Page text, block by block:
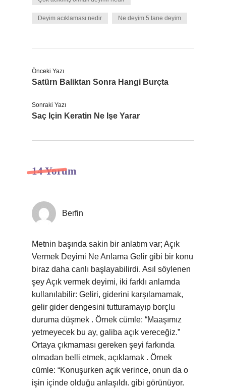
Deyim acıklaması nedir Ne deyim 5 tane deyim
Önceki Yazı
Satürn Baliktan Sonra Hangi Burçta
Sonraki Yazı
Saç Için Keratin Ne Işe Yarar
14 Yorum
Berfin
Metnin başında sakin bir anlatım var; Açık
Vermek Deyimi Ne Anlama Gelir gibi bir konu
biraz daha canlı başlayabilirdi. Asıl söylenen
şey Açık vermek deyimi, iki farklı anlamda
kullanılabilir: Geliri, giderini karşılamamak,
gelir gider dengesini tutturamayıp borçlu
duruma düşmek . Örnek cümle: “Maaşımız
yetmeyecek bu ay, galiba açık vereceğiz.”
Ortaya çıkmaması gereken şeyi farkında
olmadan belli etmek, açıklamak . Örnek
cümle: “Konuşurken açık verince, onun da o
işin içinde olduğu anlaşıldı. gibi görünüyor.